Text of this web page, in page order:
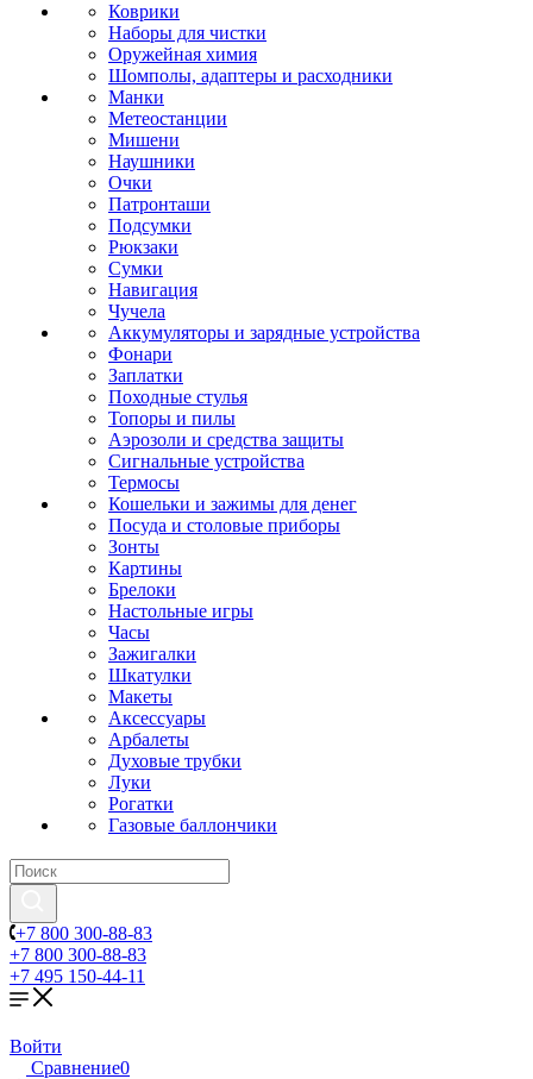
Коврики
Наборы для чистки
Оружейная химия
Шомполы, адаптеры и расходники
Манки
Метеостанции
Мишени
Наушники
Очки
Патронташи
Подсумки
Рюкзаки
Сумки
Навигация
Чучела
Аккумуляторы и зарядные устройства
Фонари
Заплатки
Походные стулья
Топоры и пилы
Аэрозоли и средства защиты
Сигнальные устройства
Термосы
Кошельки и зажимы для денег
Посуда и столовые приборы
Зонты
Картины
Брелоки
Настольные игры
Часы
Зажигалки
Шкатулки
Макеты
Аксессуары
Арбалеты
Духовые трубки
Луки
Рогатки
Газовые баллончики
+7 800 300-88-83
+7 800 300-88-83
+7 495 150-44-11
Войти
Сравнение0